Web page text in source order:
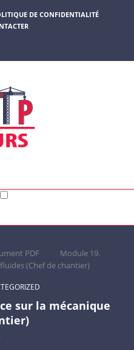
DE CONFIDENTIALITÉ
PDF
Module 19.
(Chef de chantier)
sur la mécanique